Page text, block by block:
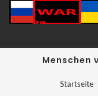
Menschen
Startseite